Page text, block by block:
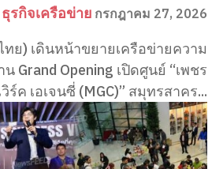
รกิจเครือข่าย กรกฎาคม 27, 2026
ทย) เดินหน้าขยายเครือข่ายความ
น Grand Opening เปิดศูนย์ “เพชร
ร์ค เอเจนซี่ (MGC)” สมุทรสาคร...